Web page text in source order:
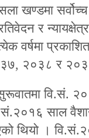
खण्डमा
र
वर्षमा
२०३८ र
वि.सं.
साल
थियो ।